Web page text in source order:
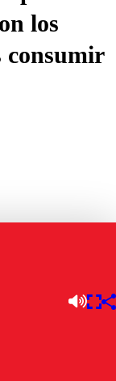
los
consumir